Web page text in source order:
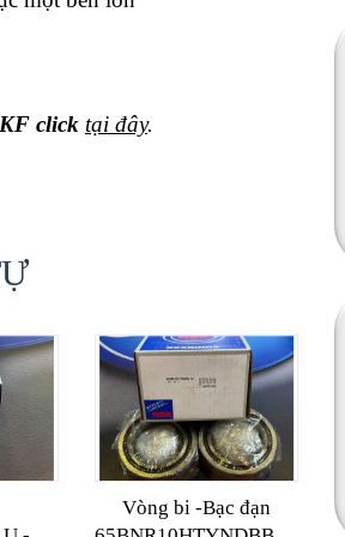
click tại đây.
Vòng bi -Bạc đạn